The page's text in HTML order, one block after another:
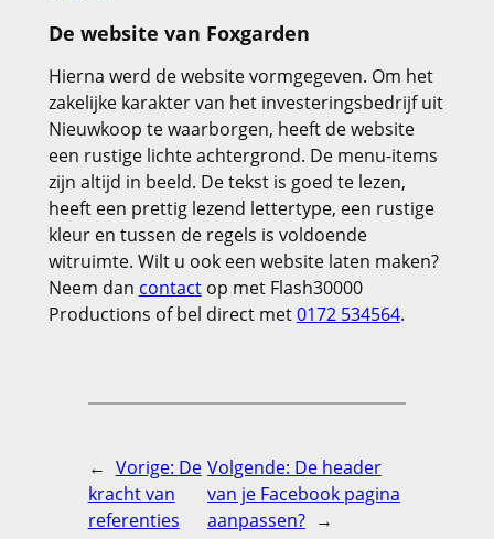
De website van Foxgarden
Hierna werd de website vormgegeven. Om het
zakelijke karakter van het investeringsbedrijf uit
Nieuwkoop te waarborgen, heeft de website
een rustige lichte achtergrond. De menu-items
zijn altijd in beeld. De tekst is goed te lezen,
heeft een prettig lezend lettertype, een rustige
kleur en tussen de regels is voldoende
witruimte. Wilt u ook een website laten maken?
Neem dan contactop met Flash30000
Productions of bel direct met0172 534564.
← Vorige: De
kracht van
referenties
Volgende: De header
van je Facebook pagina
aanpassen? →